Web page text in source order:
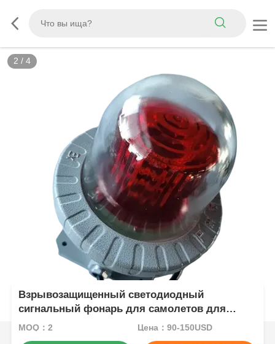
2 / 4
Взрывозащищенный светодиодный
сигнальный фонарь для самолетов для
морского и промышленного применения
MOQ：2 Цена：90-150USD